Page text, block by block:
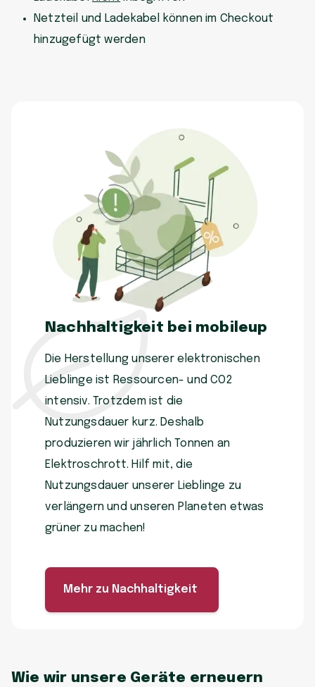
Netzteil und Ladekabel können im Checkout
hinzugefügt werden
Nachhaltigkeit bei mobileup
Die Herstellung unserer elektronischen
Lieblinge ist Ressourcen- und CO2
intensiv. Trotzdem ist die
Nutzungsdauer kurz. Deshalb
produzieren wir jährlich Tonnen an
Elektroschrott. Hilf mit, die
Nutzungsdauer unserer Lieblinge zu
verlängern und unseren Planeten etwas
grüner zu machen!
Mehr zu Nachhaltigkeit
Wie wir unsere Geräte erneuern